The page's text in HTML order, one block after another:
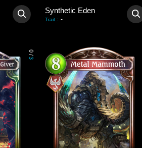
Synthetic Eden
Trait : -
0
/
3